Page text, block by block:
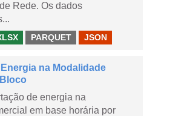
Rede. Os dados
PARQUET JSON
na Modalidade
de energia na
em base horária por